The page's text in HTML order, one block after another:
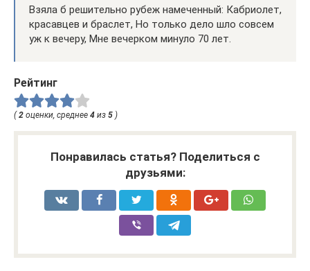
Взяла б решительно рубеж намеченный: Кабриолет,
красавцев и браслет, Но только дело шло совсем
уж к вечеру, Мне вечерком минуло 70 лет.
Рейтинг
( 2 оценки, среднее 4 из 5 )
Понравилась статья? Поделиться с
друзьями: